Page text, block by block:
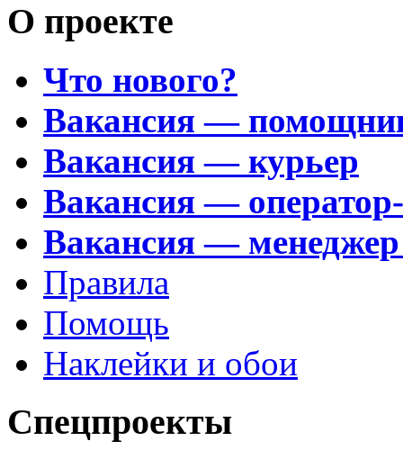
О проекте
Что нового?
Вакансия —
Вакансия — курьер
Вакансия —
Вакансия —
Правила
Помощь
Наклейки и обои
Спецпроекты